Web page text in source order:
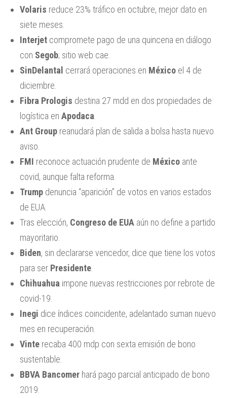
Volaris reduce 23% tráfico en octubre, mejor dato en
siete meses.
Interjetcompromete pago de una quincena en diálogo
con Segob; sitio web cae.
SinDelantal cerrará operaciones en Méxicoel 4 de
diciembre.
Fibra Prologis destina 27 mdd en dos propiedades de
logística en Apodaca
Ant Groupreanudará plan de salida a bolsa hasta nuevo
aviso.
FMI reconoce actuación prudente de Méxicoante
covid, aunque falta reforma.
Trumpdenuncia “aparición” de votos en varios estados
de EUA.
Tras elección, Congreso de EUAaún no define a partido
mayoritario.
Biden, sin declararse vencedor, dice que tiene los votos
para ser Presidente.
Chihuahua impone nuevas restricciones por rebrote de
covid-19.
Inegi dice índices coincidente, adelantado suman nuevo
mes en recuperación.
Vinterecaba 400 mdp con sexta emisión de bono
sustentable.
BBVA Bancomerhará pago parcial anticipado de bono
2019.